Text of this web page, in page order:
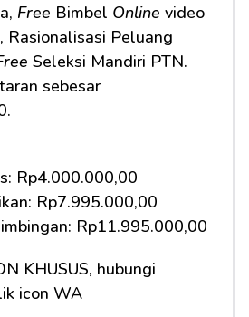
Free Bimbel Online video
Rasionalisasi Peluang
Seleksi Mandiri PTN.
sebesar
Rp4.000.000,00
Rp7.995.000,00
Rp11.995.000,00
KHUSUS, hubungi
icon WA